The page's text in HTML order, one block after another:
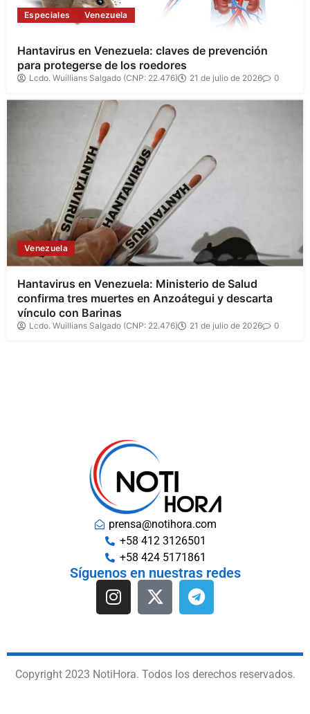
Especiales Venezuela
Hantavirus en Venezuela: claves de prevención
para protegerse de los roedores
Lcdo. Wuillians Salgado (CNP: 22.476) 21 de julio de 2026 0
Venezuela
Hantavirus en Venezuela: Ministerio de Salud
confirma tres muertes en Anzoátegui y descarta
vínculo con Barinas
Lcdo. Wuillians Salgado (CNP: 22.476) 21 de julio de 2026 0
prensa@notihora.com
+58 412 3126501
+58 424 5171861
Síguenos en nuestras redes
Copyright 2023 NotiHora. Todos los derechos reservados.